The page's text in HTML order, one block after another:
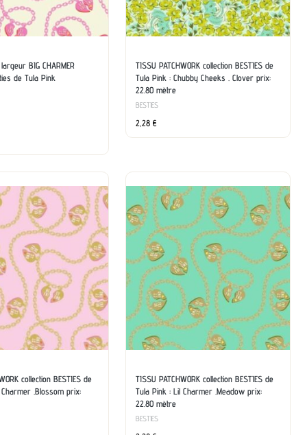
BIG CHARMER
de Tula Pink
TISSU PATCHWORK collection BESTIES de
Tula Pink : Chubby Cheeks . Clover prix:
22.80 mètre
BESTIES
2,28 €
collection BESTIES de
.Blossom prix:
TISSU PATCHWORK collection BESTIES de
Tula Pink : Lil Charmer .Meadow prix:
22.80 mètre
BESTIES